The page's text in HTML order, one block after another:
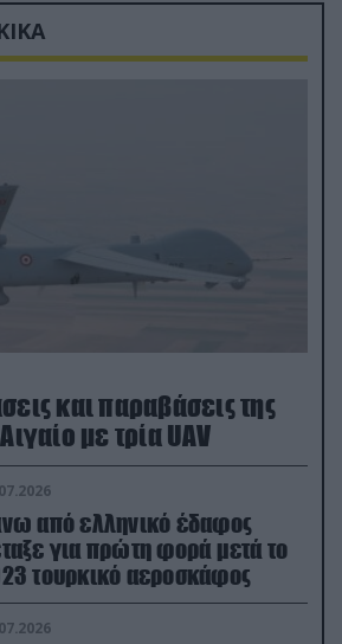
και παραβάσεις της
με τρία UAV
από ελληνικό έδαφος
για πρώτη φορά μετά το
τουρκικό αεροσκάφος